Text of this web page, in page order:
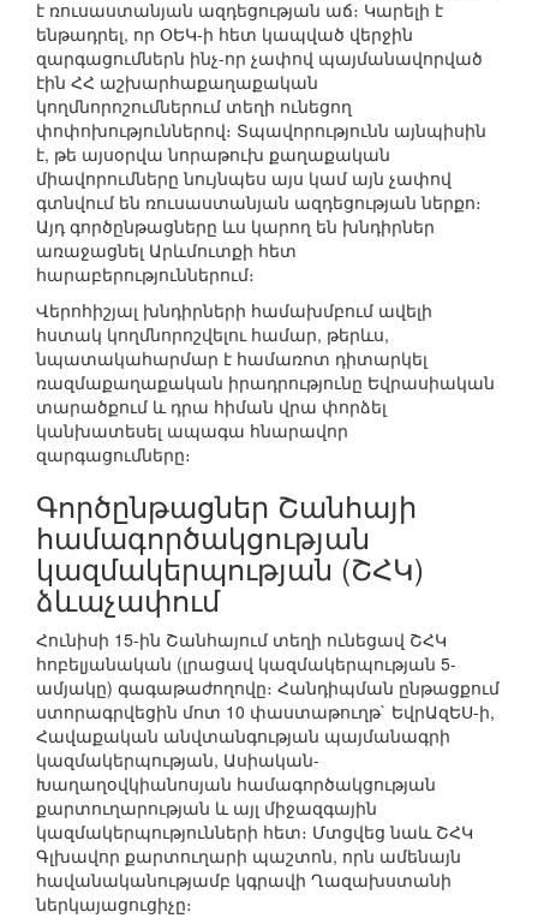
է ռուսաստանյան ազդեցության աճ։ Կարելի է
ենթադրել, որ ՕԵԿ-ի հետ կապված վերջին
զարգացումներն ինչ-որ չափով պայմանավորված
էին ՀՀ աշխարհաքաղաքական
կողմնորոշումներում տեղի ունեցող
փոփոխություններով։ Տպավորությունն այնպիսին
է, թե այսօրվա նորաթուխ քաղաքական
միավորումները նույնպես այս կամ այն չափով
գտնվում են ռուսաստանյան ազդեցության ներքո։
Այդ գործընթացները ևս կարող են խնդիրներ
առաջացնել Արևմուտքի հետ
հարաբերություններում։
Վերոհիշյալ խնդիրների համախմբում ավելի
հստակ կողմնորոշվելու համար, թերևս,
նպատակահարմար է համառոտ դիտարկել
ռազմաքաղաքական իրադրությունը Եվրասիական
տարածքում և դրա հիման վրա փորձել
կանխատեսել ապագա հնարավոր
զարգացումները։
Գործընթացներ Շանհայի
համագործակցության
կազմակերպության (ՇՀԿ)
ձևաչափում
Հունիսի 15-ին Շանհայում տեղի ունեցավ ՇՀԿ
հոբելյանական (լրացավ կազմակերպության 5-
ամյակը) գագաթաժողովը։ Հանդիպման ընթացքում
ստորագրվեցին մոտ 10 փաստաթուղթ` ԵվրԱզԵՍ-ի,
Հավաքական անվտանգության պայմանագրի
կազմակերպության, Ասիական-
Խաղաղօվկիանոսյան համագործակցության
քարտուղարության և այլ միջազգային
կազմակերպությունների հետ։ Մտցվեց նաև ՇՀԿ
Գլխավոր քարտուղարի պաշտոն, որն ամենայն
հավանականությամբ կգրավի Ղազախստանի
ներկայացուցիչը։